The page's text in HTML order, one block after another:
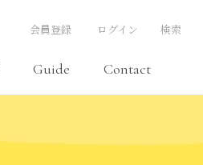
Guide
Contact
会員登録 ログイン 検索